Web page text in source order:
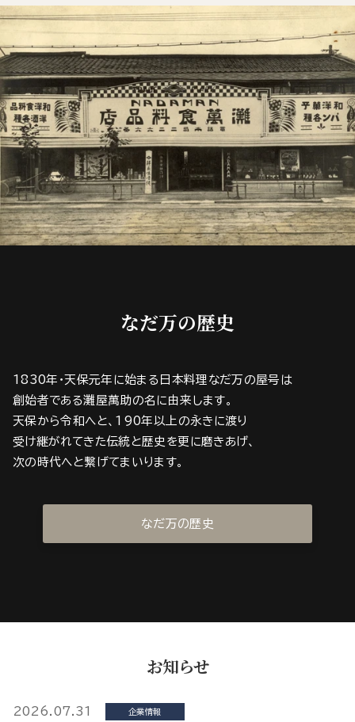
なだ万の歴史
1830年・天保元年に始まる日本料理なだ万の屋号は
創始者である灘屋萬助の名に由来します。
天保から令和へと、190年以上の永きに渡り
受け継がれてきた伝統と歴史を更に磨きあげ、
次の時代へと繋げてまいります。
なだ万の歴史
お知らせ
2026.07.31 企業情報